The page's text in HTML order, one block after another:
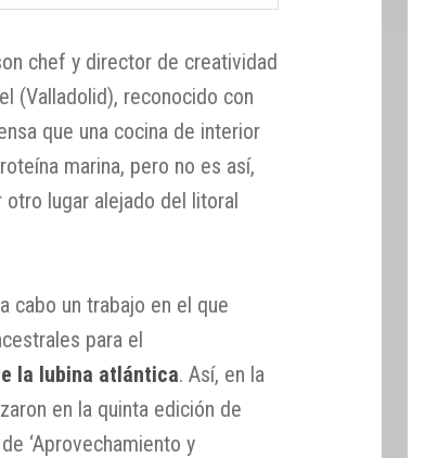
chef y director de creatividad
(Valladolid), reconocido con
que una cocina de interior
marina, pero no es así,
lugar alejado del litoral
cabo un trabajo en el que
para el
la lubina atlántica. Así, en la
en la quinta edición de
‘Aprovechamiento y